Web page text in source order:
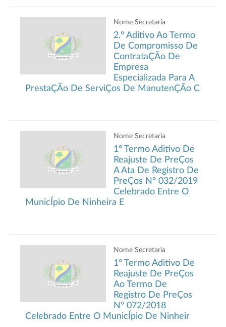
Nome Secretaria
2.º Aditivo Ao Termo
De Compromisso De
ContrataÇÃo De
Empresa
Especializada Para A
PrestaÇÃo De ServiÇos De ManutenÇÃo C
Nome Secretaria
1º Termo Aditivo De
Reajuste De PreÇos
A Ata De Registro De
PreÇos Nº 032/2019
Celebrado Entre O
MunicÍpio De Ninheira E
Nome Secretaria
1º Termo Aditivo De
Reajuste De PreÇos
Ao Termo De
Registro De PreÇos
Nº 072/2018
Celebrado Entre O MunicÍpio De Ninheir